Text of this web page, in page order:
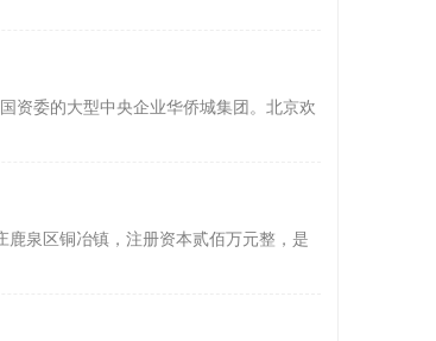
资委的大型中央企业华侨城集团。北京欢
泉区铜冶镇，注册资本贰佰万元整，是